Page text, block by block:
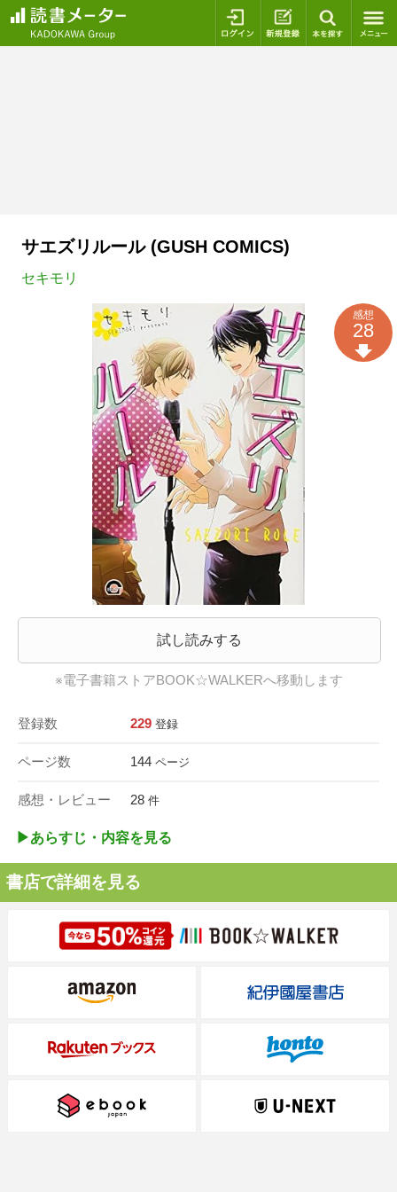
ログイン 新規登録
サエズリルール (GUSH COMICS)
セキモリ
試し読みする
※電子書籍ストアBOOK☆WALKERへ移動します
登録数 229 登録
ページ数 144 ページ
感想・レビュー 28 件
感想
28
▶︎あらすじ・内容を見る
書店で詳細を見る